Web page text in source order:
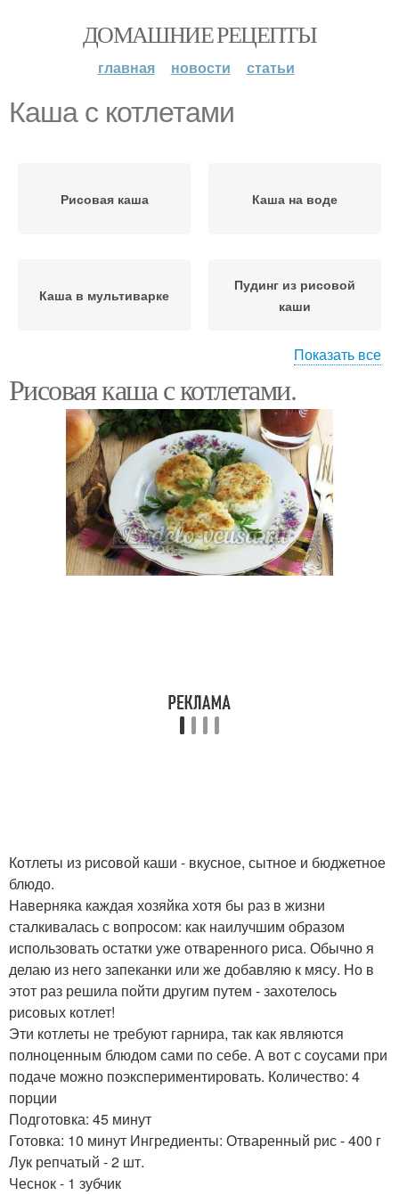
ДОМАШНИЕ РЕЦЕПТЫ
главная новости статьи
Каша с котлетами
Рисовая каша Каша на воде
Каша в мультиварке
Пудинг из рисовой
каши
Каши в микроволновке
каши
Рулет из рисовой каши Каши с персиком
Показать все
Рисовая каша с котлетами.
Котлеты из рисовой каши - вкусное, сытное и бюджетное
блюдо.
Наверняка каждая хозяйка хотя бы раз в жизни
сталкивалась с вопросом: как наилучшим образом
использовать остатки уже отваренного риса. Обычно я
делаю из него запеканки или же добавляю к мясу. Но в
этот раз решила пойти другим путем - захотелось
рисовых котлет!
Эти котлеты не требуют гарнира, так как являются
полноценным блюдом сами по себе. А вот с соусами при
подаче можно поэкспериментировать. Количество: 4
порции
Подготовка: 45 минут
Готовка: 10 минут Ингредиенты: Отваренный рис - 400 г
Лук репчатый - 2 шт.
Чеснок - 1 зубчик